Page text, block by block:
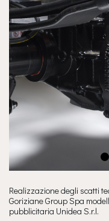
Previous
Realizzazione degli scatti
Goriziane Group Spa
pubblicitaria Unidea S.r.l.